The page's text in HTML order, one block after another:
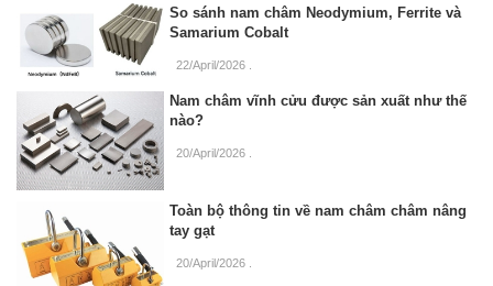
So sánh nam châm Neodymium, Ferrite và
Samarium Cobalt
22/April/2026
Nam châm vĩnh cửu được sản xuất như thế
nào?
20/April/2026 .
Toàn bộ thông tin về nam châm châm nâng
tay gạt
20/April/2026